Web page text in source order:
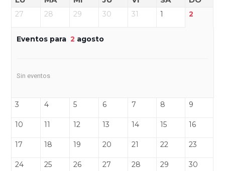
27 28 29 30 31 1 2
Eventos para 2 agosto
Sin eventos
3 4 5 6 7 8 9
10 11 12 13 14 15 16
17 18 19 20 21 22 23
24 25 26 27 28 29 30